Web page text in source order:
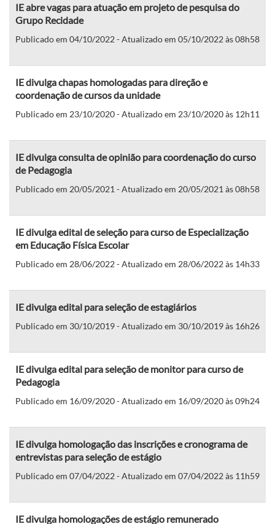
IE abre vagas para atuação em projeto de pesquisa do
Grupo Recidade
Publicado em 04/10/2022 - Atualizado em 05/10/2022 às 08h58
IE divulga chapas homologadas para direção e
coordenação de cursos da unidade
Publicado em 23/10/2020 - Atualizado em 23/10/2020 às 12h11
IE divulga consulta de opinião para coordenação do curso
de Pedagogia
Publicado em 20/05/2021 - Atualizado em 20/05/2021 às 08h58
IE divulga edital de seleção para curso de Especialização
em Educação Física Escolar
Publicado em 28/06/2022 - Atualizado em 28/06/2022 às 14h33
IE divulga edital para seleção de estagiários
Publicado em 30/10/2019 - Atualizado em 30/10/2019 às 16h26
IE divulga edital para seleção de monitor para curso de
Pedagogia
Publicado em 16/09/2020 - Atualizado em 16/09/2020 às 09h24
IE divulga homologação das inscrições e cronograma de
entrevistas para seleção de estágio
Publicado em 07/04/2022 - Atualizado em 07/04/2022 às 11h59
IE divulga homologações de estágio remunerado